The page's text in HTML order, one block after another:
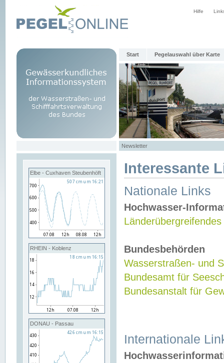
Hilfe
Start Pegelauswahl über Karte
Newsletter
Elbe - Cuxhaven Steubenhöft
RHEIN - Koblenz
DONAU - Passau
Interessante
Nationale Links
Hochwasser-
Bundesbehörden
Wasserstraßen- und
Bundesamt für
Bundesanstalt für
Internationale